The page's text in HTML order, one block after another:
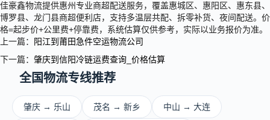
佳豪鑫物流提供惠州专业商超配送服务，覆盖惠城区、惠阳区、惠东县、
博罗县、龙门县商超便利店，支持多温层共配、拆零补货、夜间配送。价
格=起步价+公里费+停靠费，系统估算仅供参考，实际以业务报价为准。
上一篇：
阳江到莆田急件空运物流公司
下一篇： 肇庆到信阳冷链运费查询_价格估算
全国物流专线推荐
肇庆 → 乐山 茂名 → 新乡 中山 → 大连